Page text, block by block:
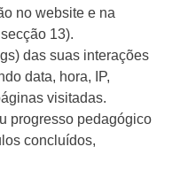
no website e na
13).
das suas interações
data, hora, IP,
visitadas.
progresso pedagógico
concluídos,